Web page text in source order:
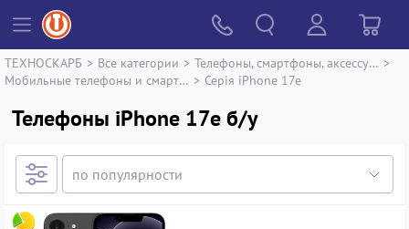
ТЕХНОСКАРБ > Все категории > Телефоны, смартфоны, аксессуары >
Мобильные телефоны и смартфоны > Серія iPhone 17e
Телефоны iPhone 17e б/у